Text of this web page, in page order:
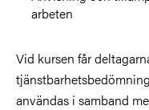
arbeten
Vid kursen får
användas i samband